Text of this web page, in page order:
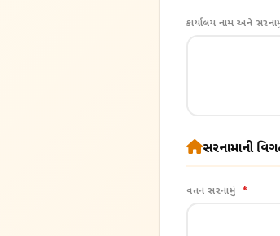
કાર્યાલય નામ અને
સરનામાની
વતન સરનામું *